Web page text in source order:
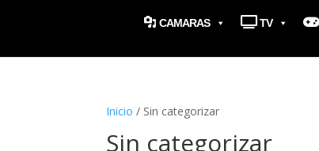
CAMARAS TV
Inicio / Sin categorizar
Sin categorizar